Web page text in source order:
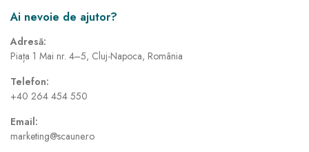
Ai nevoie de ajutor?
Adresă:
Piața 1 Mai nr. 4–5, Cluj-Napoca, România
Telefon:
+40 264 454 550
Email:
marketing@scaune.ro